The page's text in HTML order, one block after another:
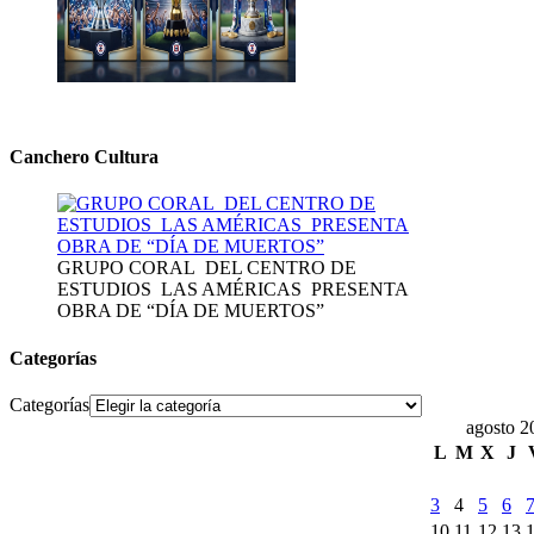
Canchero Cultura
GRUPO CORAL DEL CENTRO DE
ESTUDIOS LAS AMÉRICAS PRESENTA
OBRA DE “DÍA DE MUERTOS”
Categorías
Categorías
agosto
L M X J
3
4 5 6 7